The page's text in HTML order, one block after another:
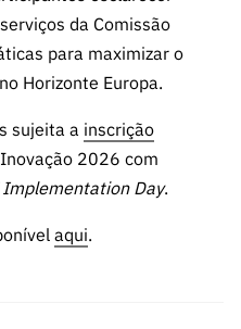
da Comissão
para maximizar o
Horizonte Europa.
sujeita a inscrição
2026 com
Implementation Day.
aqui.